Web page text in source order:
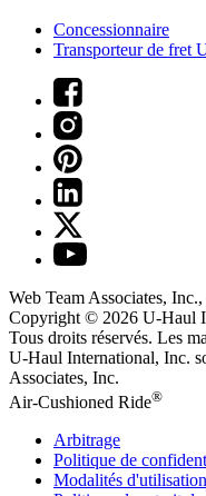
Concessionnaire
Transporteur de fret
Web Team Associates,
Copyright © 2026 U-Haul
Tous droits réservés. Les
U-Haul International, Inc.
Associates, Inc.
Air-Cushioned Ride®
Arbitrage
Politique de
Modalités d'utilisation